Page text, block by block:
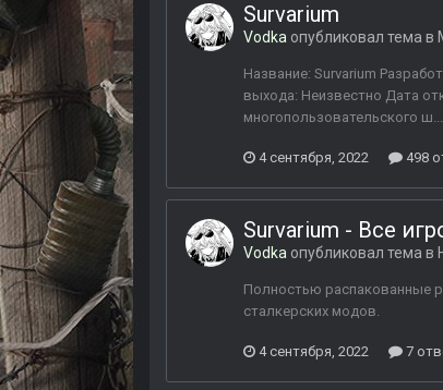
Survarium
Vodka опубликовал тема в
Название: Survarium
выхода: Неизвестно Дата
многопользовательского ш...
4 сентября, 2022 498
Survarium - Все
Vodka опубликовал тема в
Полностью распакованные
сталкерских модов.
4 сентября, 2022 7